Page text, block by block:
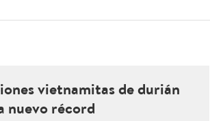
vietnamitas de durián
nuevo récord